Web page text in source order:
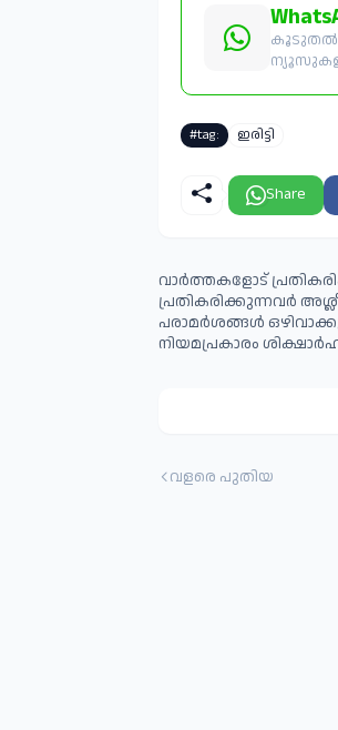
കൂടുതൽ
#tag: ഇരിട്ടി
Share
വാർത്തകളോട്
പ്രതികരിക്കുന്നവര്‍
പരാമര്‍ശങ്ങള്‍
നിയമപ്രകാരം
വളരെ പുതിയ